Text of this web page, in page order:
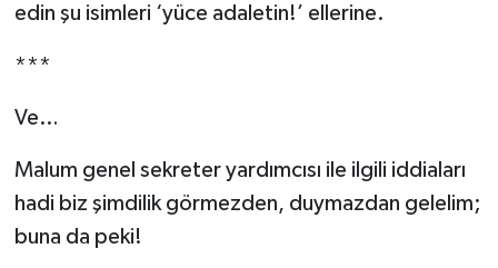
edin şu isimleri ‘yüce adaletin!’ ellerine.
***
Ve…
Malum genel sekreter yardımcısı ile ilgili iddiaları
hadi biz şimdilik görmezden, duymazdan gelelim;
buna da peki!